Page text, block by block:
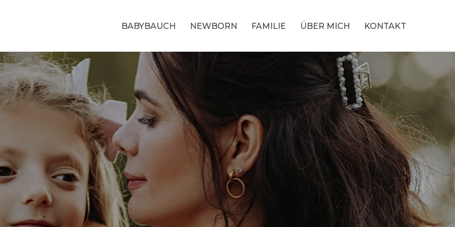
BABYBAUCH NEWBORN FAMILIE ÜBER MICH KONTAKT